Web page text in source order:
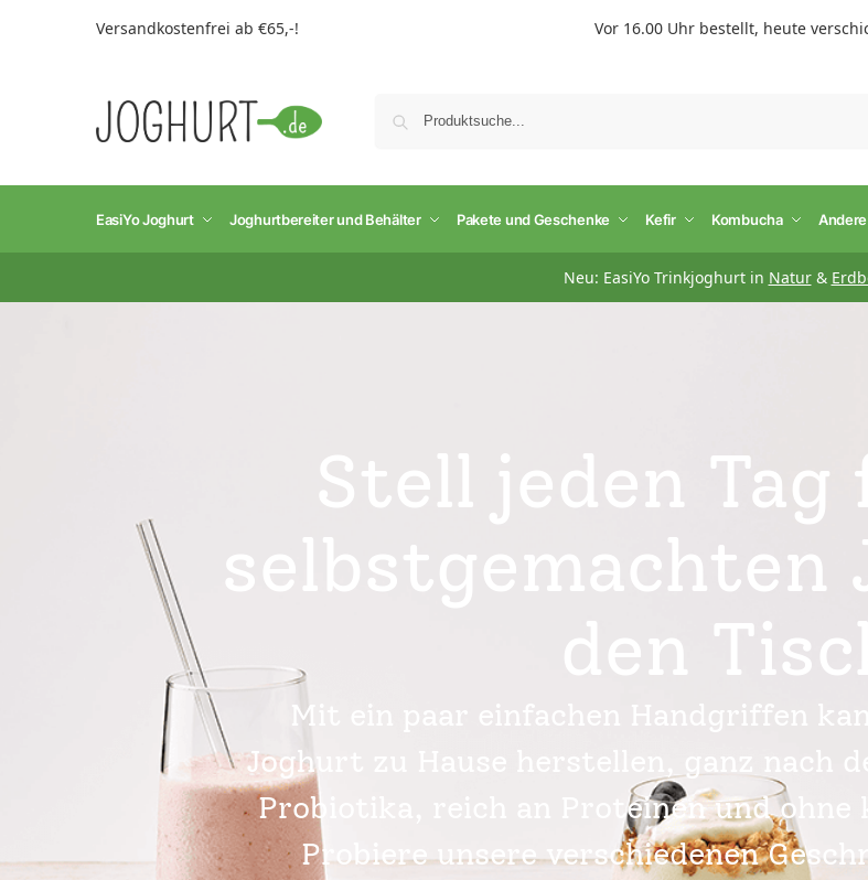
Versandkostenfrei ab €65,-! Vor 16.00 Uhr bestellt, heute
EasiYo Joghurt Joghurtbereiter und Behälter Pakete und Geschenke Kefir Kombucha
Neu: EasiYo Trinkjoghurt in Natur&
Stell jeden
den
Mit ein paar einfachen Handgriffen
Joghurt zu Hause herstellen, ganz nach
Probiotika, reich an Proteinen und
Probiere unsere verschiedenen